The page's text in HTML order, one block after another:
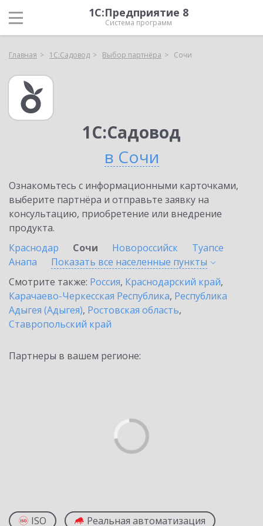
1С:Предприятие 8
Система программ
Главная 1С:Садовод Выбор партнёра Сочи
1С:Садовод
в Сочи
Ознакомьтесь с информационными карточками,
выберите партнёра и отправьте заявку на
консультацию, приобретение или внедрение
продукта.
Краснодар
Сочи Новороссийск
Туапсе
Анапа
Показать все населенные пункты
Смотрите также: Россия, Краснодарский край,
Карачаево-Черкесская Республика, Республика
Адыгея (Адыгея), Ростовская область,
Ставропольский край
Партнеры в вашем регионе:
ISO Реальная автоматизация